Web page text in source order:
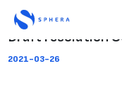
Draft resolution
2021-03-26